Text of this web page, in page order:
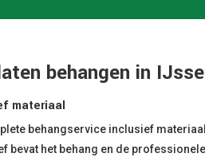
behangen in
materiaal
behangservice inclusief
bevat het behang en de